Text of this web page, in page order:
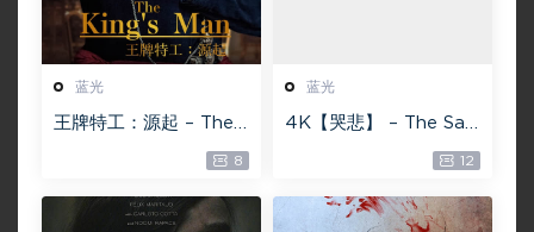
蓝光
王牌特工：源起 – The
IOS原盘 46.3G】 115网
8
蓝光
4K【哭悲】 – The Sad
G】 仅供115网盘下载
12